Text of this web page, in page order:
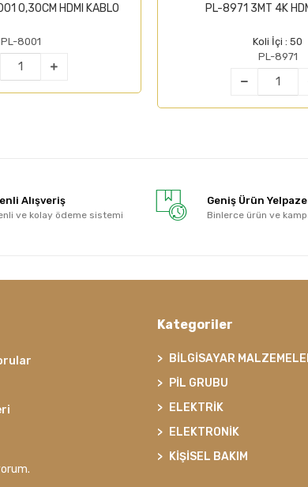
0,30CM HDMI KABLO
PL-8001
PL-8971 3MT 4K
Koli İçi : 50
PL-8971
Alışveriş
ve kolay ödeme sistemi
Geniş Ürün
Binlerce ürün ve
Kategoriler
BİLGİSAYAR
PİL GRUBU
ELEKTRİK
ELEKTRONİK
KİŞİSEL BAKIM